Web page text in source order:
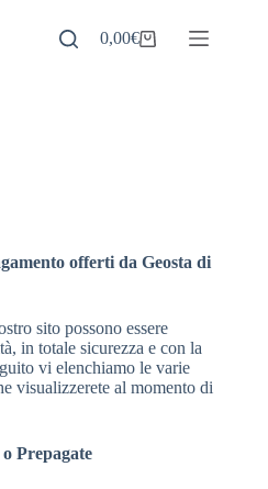
0,00€
offerti da Geosta di
sito possono essere
in totale sicurezza e con la
vi elenchiamo le varie
visualizzerete al momento di
Prepagate